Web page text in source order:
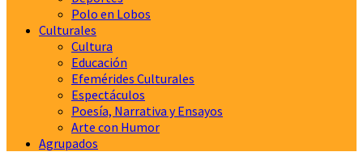
Polo en Lobos
Culturales
Cultura
Educación
Efemérides Culturales
Espectáculos
Poesía, Narrativa y Ensayos
Arte con Humor
Agrupados